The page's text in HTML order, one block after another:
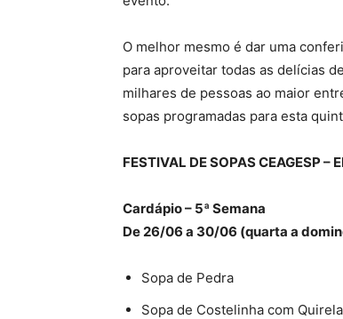
O melhor mesmo é dar uma
para aproveitar todas as delícias
milhares de pessoas ao maior
sopas programadas para esta
FESTIVAL DE SOPAS CEAGESP –
Cardápio – 5ª Semana
De 26/06 a 30/06 (quarta a
Sopa de Pedra
Sopa de Costelinha com